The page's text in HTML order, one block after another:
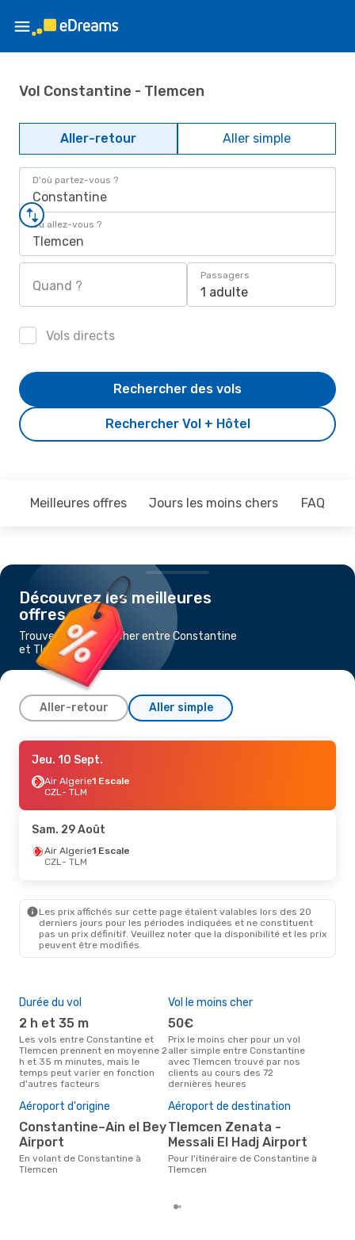
Vol Constantine - Tlemcen
Aller-retour Aller simple
D'où partez-vous ?
Constantine
Où allez-vous ?
Tlemcen
Quand ?
Passagers
1 adulte
Vols directs
Rechercher Vol + Hôtel
Rechercher des vols
Meilleures offres Jours les moins chers FAQ
Découvrez les meilleures
offres
Trouvez un vol pas cher entre Constantine
et Tlemcen
Aller-retour Aller simple
Ven. 9 Oct.- Lun. 12 Oct.
Air Algerie1 Escale
CZL- TLM
TLM- CZL
Jeu. 10 Sept.
Air Algerie1 Escale
CZL- TLM
Sam. 29 Août
Air Algerie1 Escale
CZL- TLM
Les prix affichés sur cette page étaient valables lors des 20
derniers jours pour les périodes indiquées et ne constituent
pas un prix définitif. Veuillez noter que la disponibilité et les prix
peuvent être modifiés.
Durée du vol
2 h et 35 m
Les vols entre Constantine et
Tlemcen prennent en moyenne 2
h et 35 m minutes, mais le
temps peut varier en fonction
d'autres facteurs
Vol le moins cher
50€
Prix le moins cher pour un vol
aller simple entre Constantine
avec Tlemcen trouvé par nos
clients au cours des 72
dernières heures
Aéroport d'origine
Constantine–Ain el Bey
Airport
En volant de Constantine à
Tlemcen
Aéroport de destination
Tlemcen Zenata -
Messali El Hadj Airport
Pour l'itinéraire de Constantine à
Tlemcen